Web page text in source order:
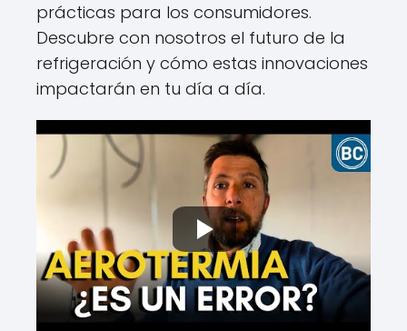
prácticas para los consumidores.
Descubre con nosotros el futuro de la
refrigeración y cómo estas innovaciones
impactarán en tu día a día.